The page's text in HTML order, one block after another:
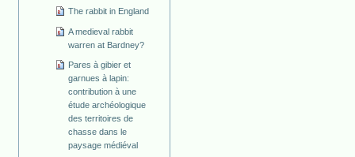
The rabbit in England
A medieval rabbit
warren at Bardney?
Pares à gibier et
garnues à lapin:
contribution à une
étude archéologique
des territoires de
chasse dans le
paysage médiéval